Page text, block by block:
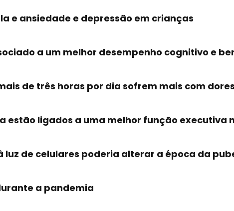
e ansiedade e depressão em crianças
a um melhor desempenho cognitivo e
de três horas por dia sofrem mais com
estão ligados a uma melhor função executiva
luz de celulares poderia alterar a época da
a pandemia